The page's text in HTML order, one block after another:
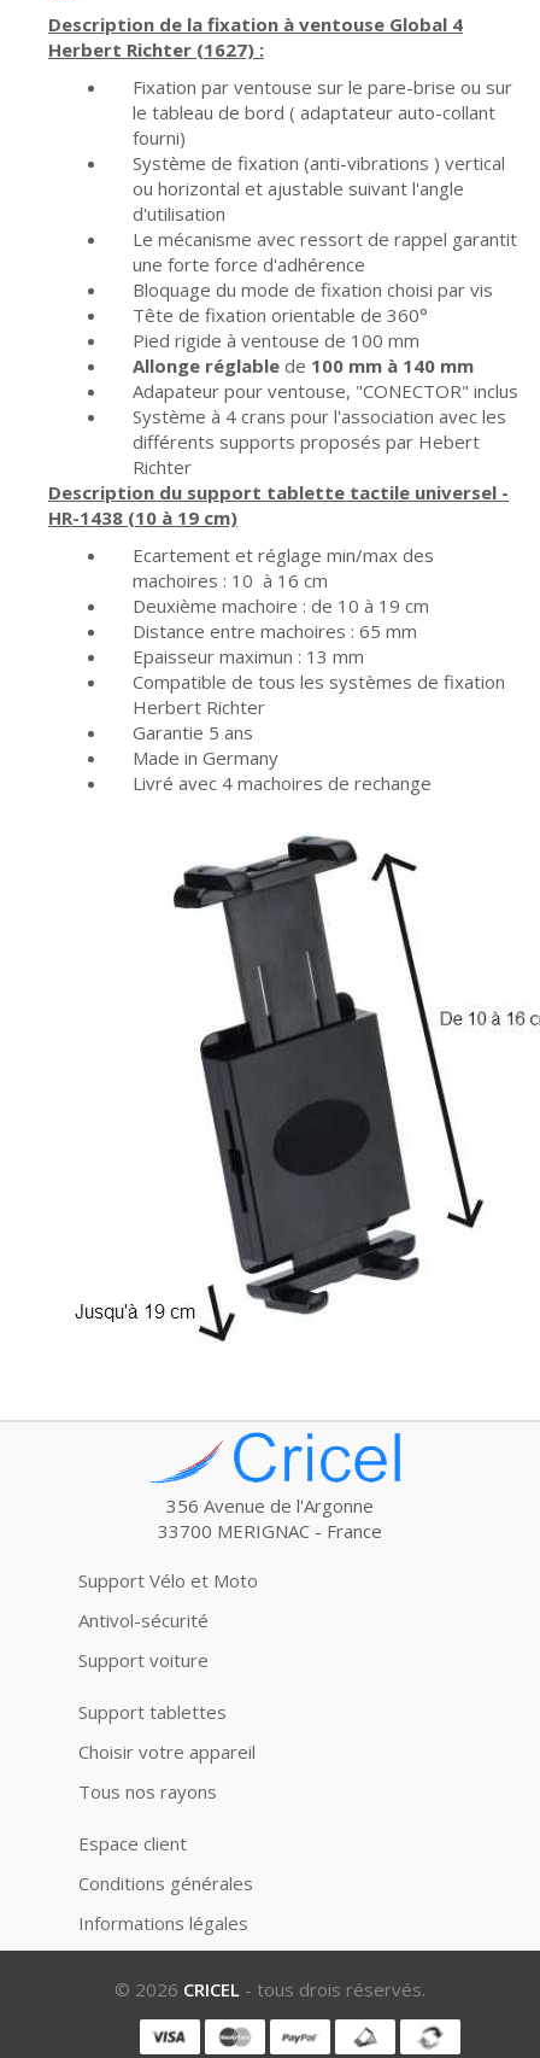
Description de la fixation à ventouse Global 4
Herbert Richter (1627) :
Fixation par ventouse sur le pare-brise ou sur
le tableau de bord ( adaptateur auto-collant
fourni)
Système de fixation (anti-vibrations ) vertical
ou horizontal et ajustable suivant l'angle
d'utilisation
Le mécanisme avec ressort de rappel garantit
une forte force d'adhérence
Bloquage du mode de fixation choisi par vis
Tête de fixation orientable de 360°
Pied rigide à ventouse de 100 mm
Allonge réglable de 100 mm à 140 mm
Adapateur pour ventouse, "CONECTOR" inclus
Système à 4 crans pour l'association avec les
différents supports proposés par Hebert
Richter
Description du support tablette tactile universel -
HR-1438 (10 à 19 cm)
Ecartement et réglage min/max des
machoires : 10 à 16 cm
Deuxième machoire : de 10 à 19 cm
Distance entre machoires : 65 mm
Epaisseur maximun : 13 mm
Compatible de tous les systèmes de fixation
Herbert Richter
Garantie 5 ans
Made in Germany
Livré avec 4 machoires de rechange
356 Avenue de l'Argonne
33700 MERIGNAC - France
Support Vélo et Moto
Antivol-sécurité
Support voiture
Support tablettes
Choisir votre appareil
Tous nos rayons
Espace client
Conditions générales
Informations légales
© 2026 CRICEL - tous drois réservés.